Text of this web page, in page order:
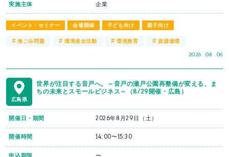
イベント・セミナー 会場開催 子ども向け 親子向け
2026 . 08 . 06
実施主体 企業
#海ごみ問題 # 環境保全活動 #環境教育 #資源循環
広島県
世界が注目する音戸へ。～音戸の瀬戸公園再整備が変える、ま
ちの未来とスモールビジネス～（8/29開催・広島）
開催日・期間 2026年8月29日（土）
開催時間 14:00〜15:30